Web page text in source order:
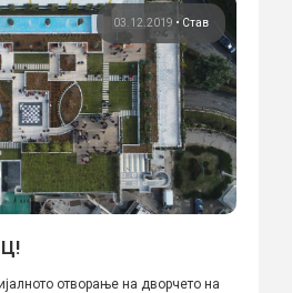
03.12.2019 • Став
отворање на дворчето на